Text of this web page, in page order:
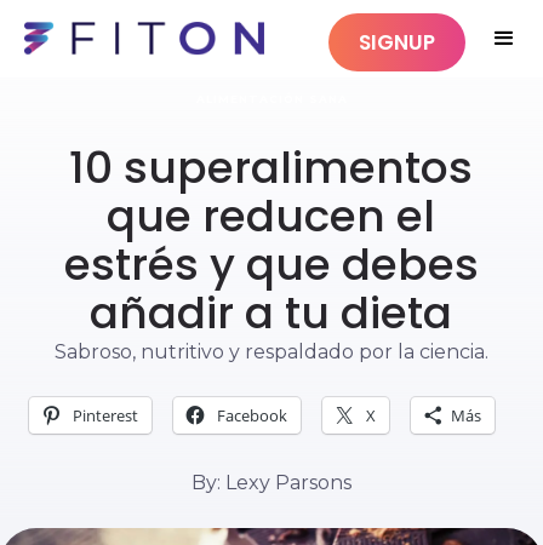
SIGNUP
10 superalimentos
que reducen el
estrés y que debes
añadir a tu dieta
Sabroso, nutritivo y respaldado por la ciencia.
Pinterest Facebook X Más
By: Lexy Parsons